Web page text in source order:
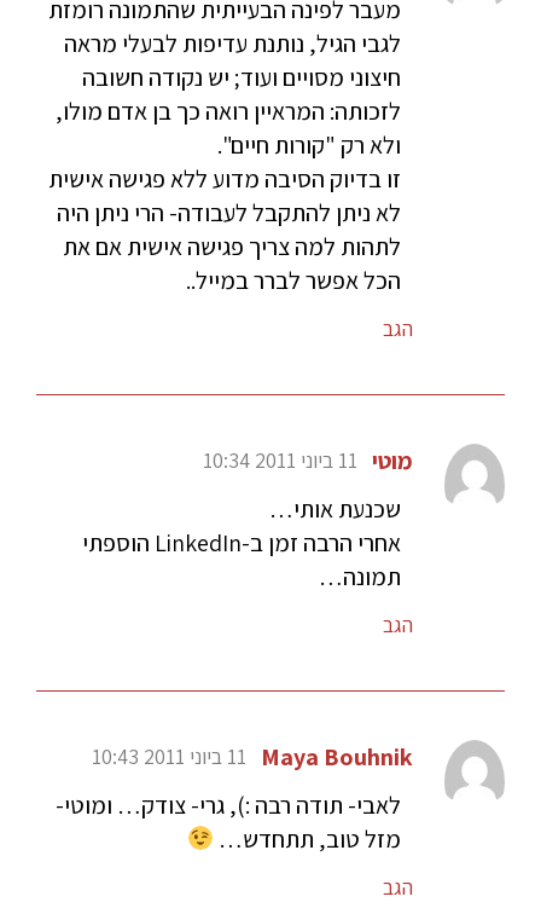
מעבר לפינה הבעייתית שהתמונה רומזת
לגבי הגיל, נותנת עדיפות לבעלי מראה
חיצוני מסויים ועוד; יש נקודה חשובה
לזכותה: המראיין רואה כך בן אדם מולו,
ולא רק "קורות חיים".
זו בדיוק הסיבה מדוע ללא פגישה אישית
לא ניתן להתקבל לעבודה- הרי ניתן היה
לתהות למה צריך פגישה אישית אם את
הכל אפשר לברר במייל..
הגב
מוטי 11 ביוני 2011 10:34
שכנעת אותי…
אחרי הרבה זמן ב-LinkedIn הוספתי
תמונה…
הגב
Maya Bouhnik 11 ביוני 2011 10:43
לאבי- תודה רבה :), גרי- צודק… ומוטי-
מזל טוב, תתחדש…
הגב